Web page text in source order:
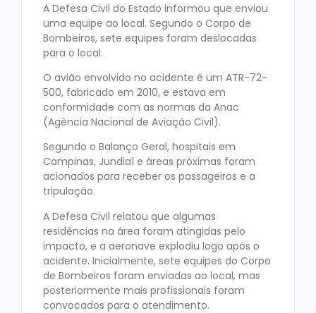
A Defesa Civil do Estado informou que enviou
uma equipe ao local. Segundo o Corpo de
Bombeiros, sete equipes foram deslocadas
para o local.
O avião envolvido no acidente é um ATR-72-
500, fabricado em 2010, e estava em
conformidade com as normas da Anac
(Agência Nacional de Aviação Civil).
Segundo o Balanço Geral, hospitais em
Campinas, Jundiaí e áreas próximas foram
acionados para receber os passageiros e a
tripulação.
A Defesa Civil relatou que algumas
residências na área foram atingidas pelo
impacto, e a aeronave explodiu logo após o
acidente. Inicialmente, sete equipes do Corpo
de Bombeiros foram enviadas ao local, mas
posteriormente mais profissionais foram
convocados para o atendimento.